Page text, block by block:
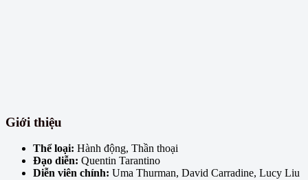
Giới thiệu
Thể loại: Hành động, Thần thoại
Đạo diễn: Quentin Tarantino
Diễn viên chính: Uma Thurman, David Carradine, Lucy Liu